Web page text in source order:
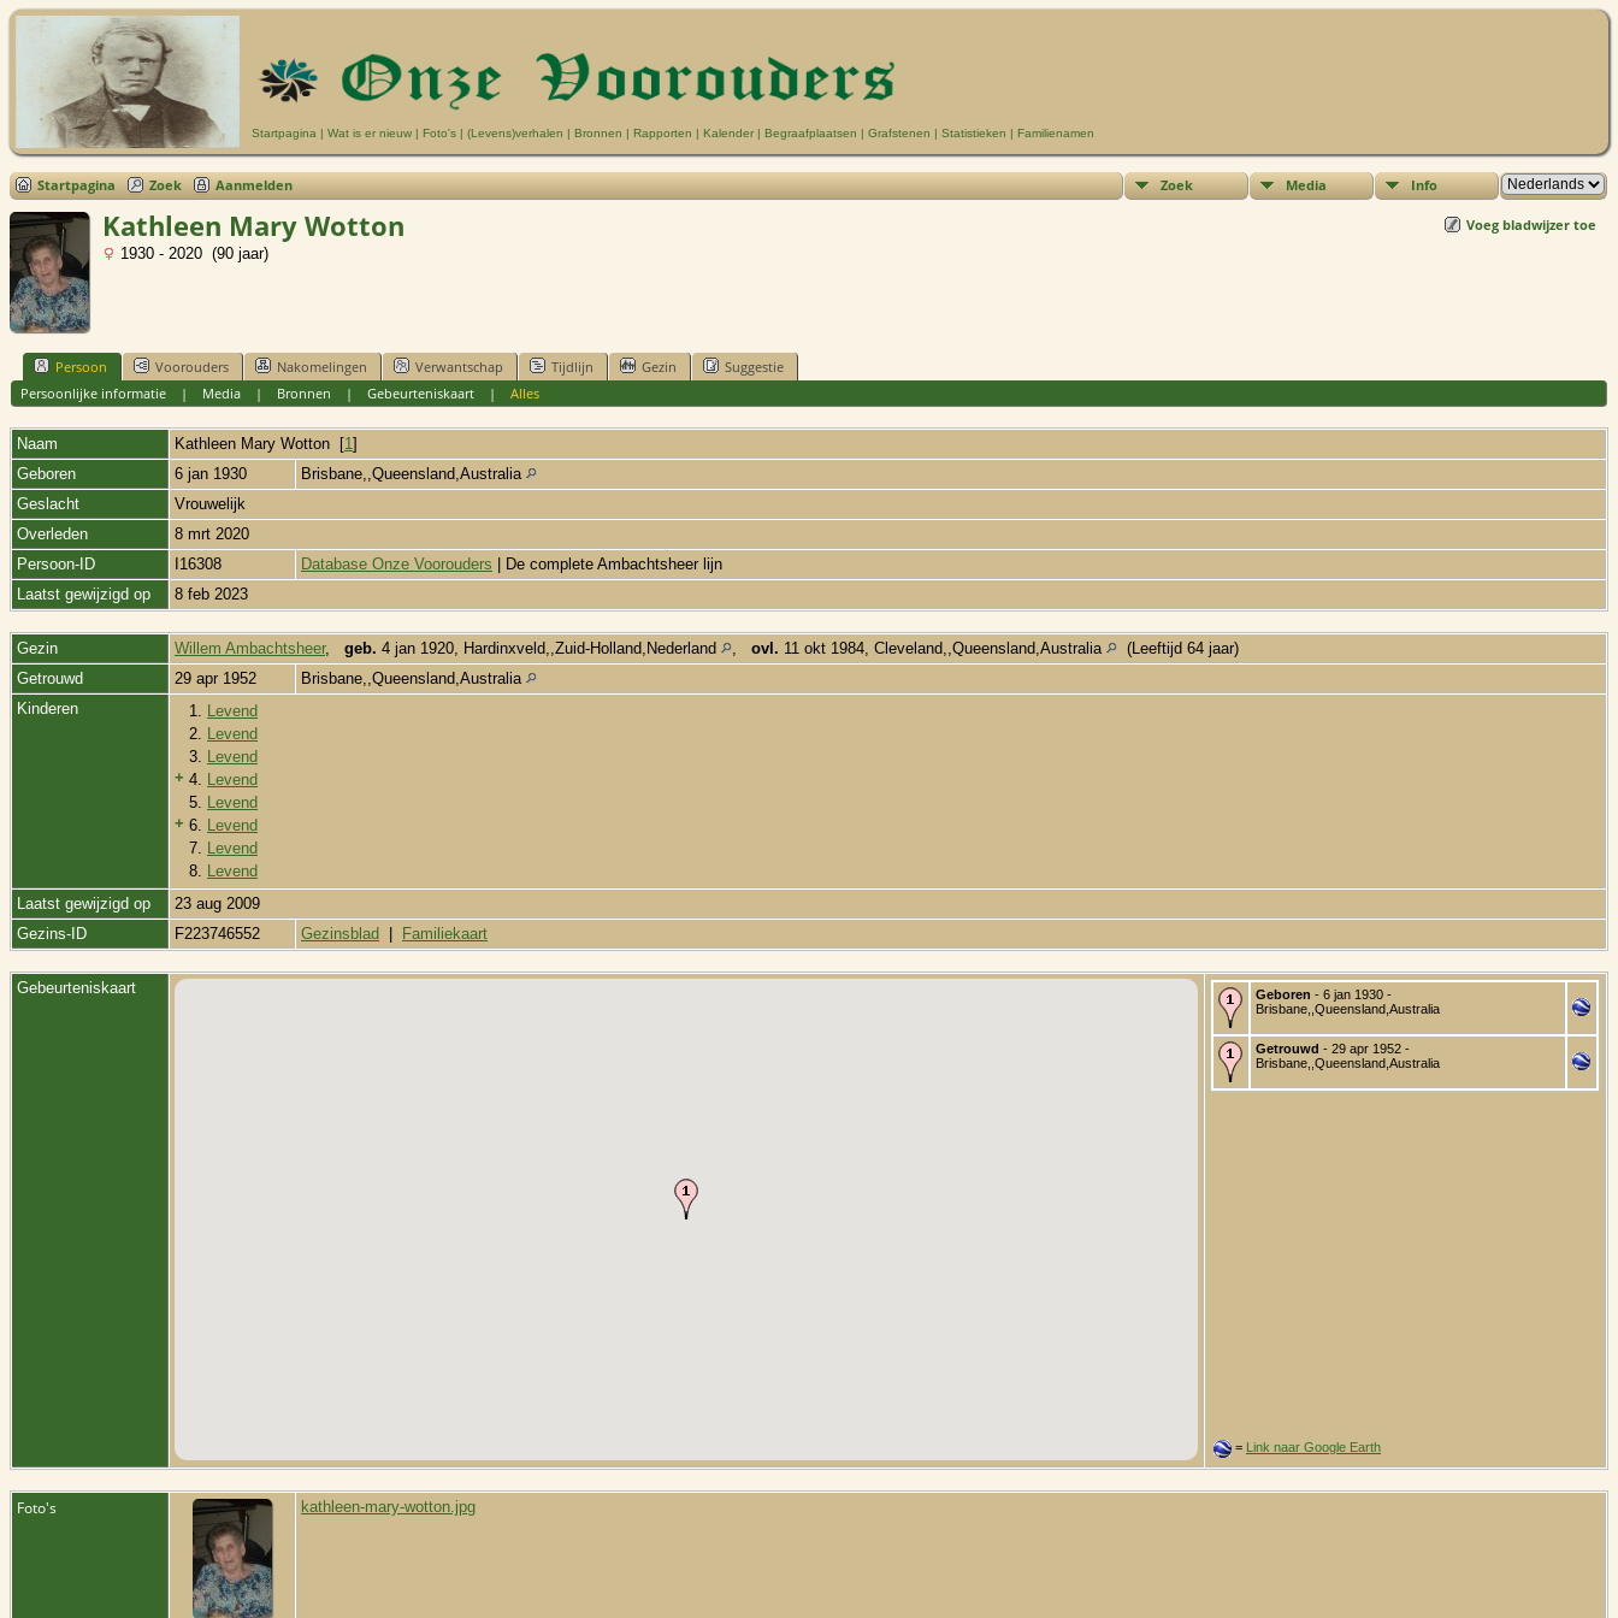
Startpagina | Wat is er nieuw | Foto's | (Levens)verhalen | Bronnen | Rapporten | Kalender | Begraafplaatsen | Grafstenen | Statistieken | Familienamen
Startpagina Zoek Aanmelden Zoek Media Info
Voeg bladwijzer toe
Kathleen Mary Wotton
1930 - 2020 (90 jaar)
Persoon Voorouders Nakomelingen Verwantschap Tijdlijn Gezin
Suggestie
Persoonlijke informatie| Media| Bronnen | Gebeurteniskaart| Alles
Naam Kathleen Mary Wotton [1]
Geboren
6 jan 1930
Brisbane,,Queensland,Australia
Geslacht
Vrouwelijk
Overleden
8 mrt 2020
Persoon-ID
I16308 Database Onze Voorouders | De complete Ambachtsheer lijn
Laatst gewijzigd op
8 feb 2023
Gezin Willem Ambachtsheer, geb. 4 jan 1920, Hardinxveld,,Zuid-Holland,Nederland , ovl. 11 okt 1984, Cleveland,,Queensland,Australia
(Leeftijd 64 jaar)
Getrouwd
29 apr 1952
Brisbane,,Queensland,Australia
Kinderen
1. Levend
2. Levend
3. Levend
+ 4. Levend
5. Levend
+ 6. Levend
7. Levend
8. Levend
Laatst gewijzigd op
23 aug 2009
Gezins-ID
F223746552 Gezinsblad Familiekaart
Gebeurteniskaart Geboren - 6 jan 1930 -
Brisbane,,Queensland,Australia
Getrouwd - 29 apr 1952 -
Brisbane,,Queensland,Australia
= Link naar Google Earth
Foto's kathleen-mary-wotton.jpg